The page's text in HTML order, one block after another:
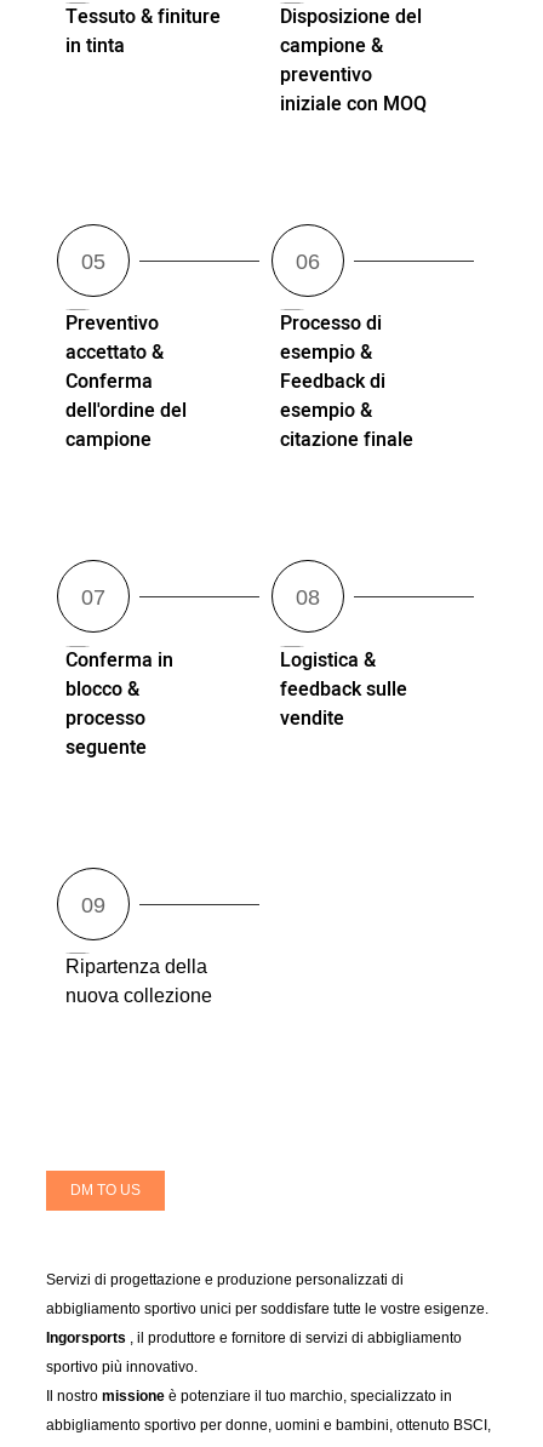
Tessuto & finiture
in tinta
Disposizione del
campione &
preventivo
iniziale con MOQ
Preventivo
accettato &
Conferma
dell'ordine del
campione
Processo di
esempio &
Feedback di
esempio &
citazione finale
Conferma in
blocco &
processo
seguente
Logistica &
feedback sulle
vendite
Ripartenza della
nuova collezione
DM TO US
Servizi di progettazione e produzione personalizzati di
abbigliamento sportivo unici per soddisfare tutte le vostre esigenze.
Ingorsports
, il produttore e fornitore di servizi di abbigliamento
sportivo più innovativo.
Il nostromissioneè potenziare il tuo marchio, specializzato in
abbigliamento sportivo per donne, uomini e bambini, ottenuto BSCI,